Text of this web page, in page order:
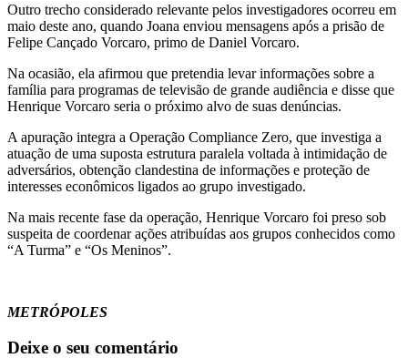
Outro trecho considerado relevante pelos investigadores ocorreu em
maio deste ano, quando Joana enviou mensagens após a prisão de
Felipe Cançado Vorcaro, primo de Daniel Vorcaro.
Na ocasião, ela afirmou que pretendia levar informações sobre a
família para programas de televisão de grande audiência e disse que
Henrique Vorcaro seria o próximo alvo de suas denúncias.
A apuração integra a Operação Compliance Zero, que investiga a
atuação de uma suposta estrutura paralela voltada à intimidação de
adversários, obtenção clandestina de informações e proteção de
interesses econômicos ligados ao grupo investigado.
Na mais recente fase da operação, Henrique Vorcaro foi preso sob
suspeita de coordenar ações atribuídas aos grupos conhecidos como
“A Turma” e “Os Meninos”.
METRÓPOLES
Deixe o seu comentário